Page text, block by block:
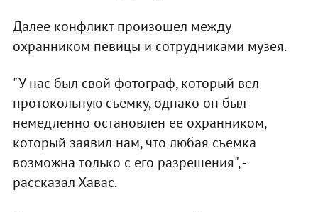
Далее конфликт произошел между
охранником певицы и сотрудниками музея.
"У нас был свой фотограф, который вел
протокольную съемку, однако он был
немедленно остановлен ее охранником,
который заявил нам, что любая съемка
возможна только с его разрешения", -
рассказал Хавас.